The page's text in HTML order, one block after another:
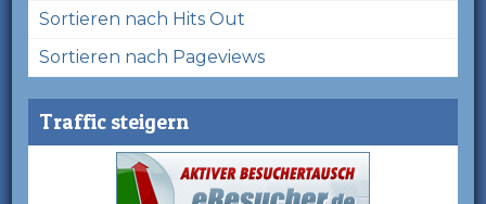
Sortieren nach Hits Out
Sortieren nach Pageviews
Traffic steigern